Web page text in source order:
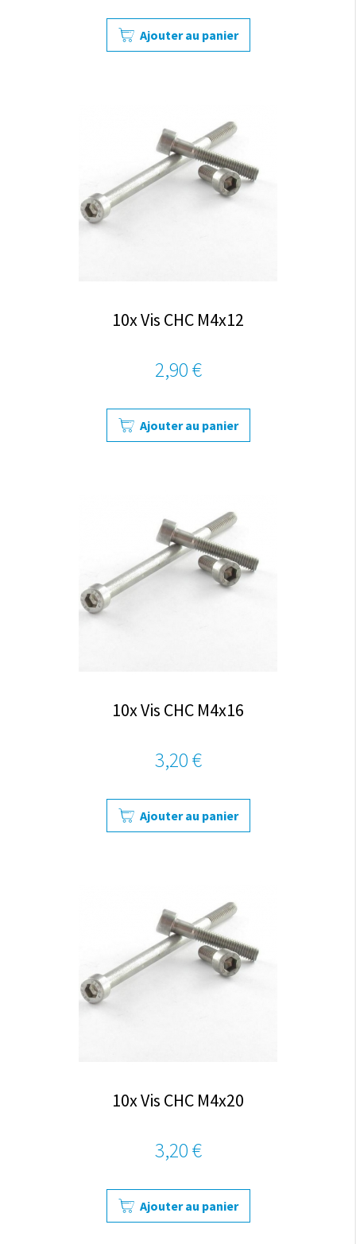
Ajouter au panier
10x Vis CHC M4x12
2,90 €
Ajouter au panier
10x Vis CHC M4x16
3,20 €
Ajouter au panier
10x Vis CHC M4x20
3,20 €
Ajouter au panier